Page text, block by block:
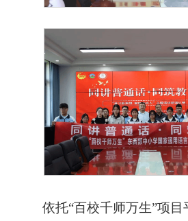
依托“百校千师万生”项